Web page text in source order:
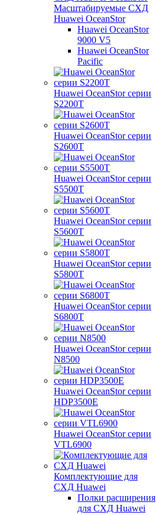
Масштабируемые СХД
Huawei OceanStor
Huawei OceanStor
9000 V5
Huawei OceanStor
Pacific
Huawei OceanStor серии
S2200T
Huawei OceanStor серии
S2600T
Huawei OceanStor серии
S5500T
Huawei OceanStor серии
S5600T
Huawei OceanStor серии
S5800T
Huawei OceanStor серии
S6800T
Huawei OceanStor серии
N8500
Huawei OceanStor серии
HDP3500E
Huawei OceanStor серии
VTL6900
Комплектующие для
СХД Huawei
Полки расширения
для СХД Huawei